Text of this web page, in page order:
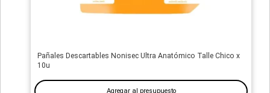
Pañales Descartables Nonisec Ultra Anatómico Talle Chico x
10u
Agregar al presupuesto